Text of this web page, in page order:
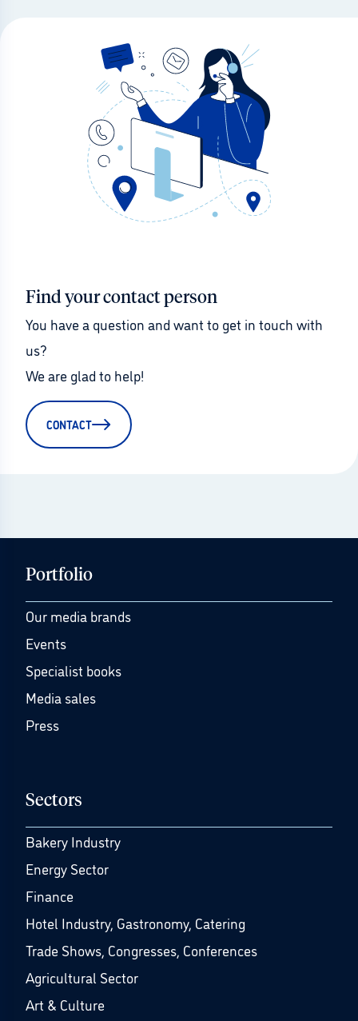
Find your contact person
You have a question and want to get in touch with
us?
We are glad to help!
CONTACT
Portfolio
Our media brands
Events
Specialist books
Media sales
Press
Sectors
Bakery Industry
Energy Sector
Finance
Hotel Industry, Gastronomy, Catering
Trade Shows, Congresses, Conferences
Agricultural Sector
Art & Culture